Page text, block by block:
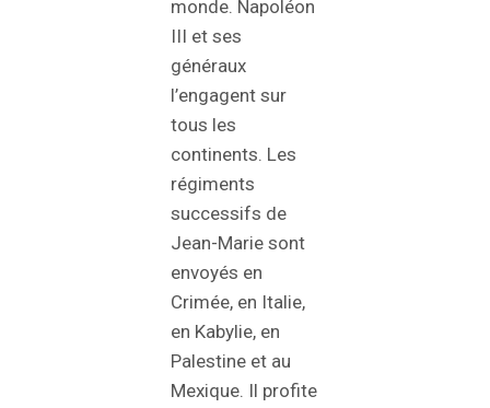
monde. Napoléon
III et ses
généraux
l’engagent sur
tous les
continents. Les
régiments
successifs de
Jean-Marie sont
envoyés en
Crimée, en Italie,
en Kabylie, en
Palestine et au
Mexique. Il profite